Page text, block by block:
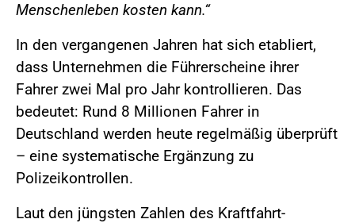
Menschenleben kosten kann.“
In den vergangenen Jahren hat sich etabliert,
dass Unternehmen die Führerscheine ihrer
Fahrer zwei Mal pro Jahr kontrollieren. Das
bedeutet: Rund 8 Millionen Fahrer in
Deutschland werden heute regelmäßig überprüft
– eine systematische Ergänzung zu
Polizeikontrollen.
Laut den jüngsten Zahlen des Kraftfahrt-